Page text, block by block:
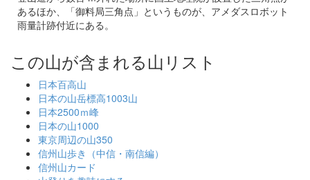
あるほか、「御料局三角点」というものが、アメダスロボット
雨量計跡付近にある。
この山が含まれる山リスト
日本百高山
日本の山岳標高1003山
日本2500ｍ峰
日本の山1000
東京周辺の山350
信州山歩き（中信・南信編）
信州山カード